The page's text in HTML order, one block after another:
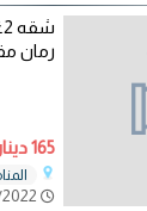
رمان
165 دينار